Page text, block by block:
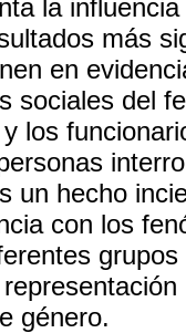
la
más
en
sociales del
los
un hecho
con los
género.